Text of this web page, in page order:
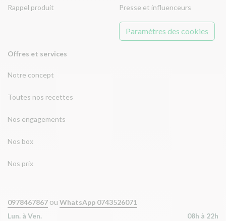
Rappel produit
Offres et services
Notre concept
Toutes nos recettes
Nos engagements
Nos box
Nos prix
Presse et influenceurs
Paramètres des cookies
0978467867 ou WhatsApp 0743526071
Lun. à Ven.
08h à 22h